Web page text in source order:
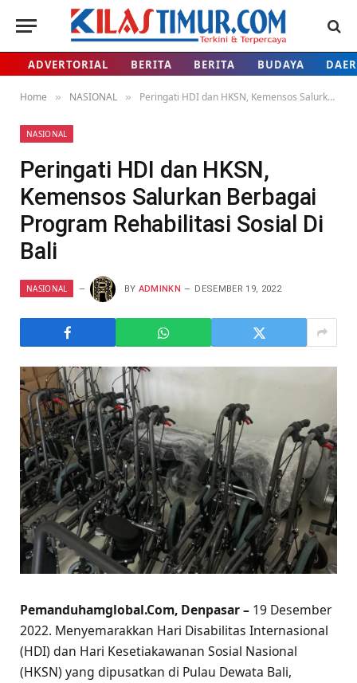
ADVERTORIAL BERITA BERITA BUDAYA
Home » NASIONAL » Peringati HDI dan HKSN, Kemensos Salurkan Berbagai Program Rehabilitasi Sosial Di Bali
NASIONAL
Peringati HDI dan HKSN,
Kemensos Salurkan Berbagai
Program Rehabilitasi Sosial Di
Bali
NASIONAL BY ADMINKN DESEMBER 19, 2022
Pemanduhamglobal.Com, Denpasar – 19 Desember
2022. Menyemarakkan Hari Disabilitas Internasional
(HDI) dan Hari Kesetiakawanan Sosial Nasional
(HKSN) yang dipusatkan di Pulau Dewata Bali,